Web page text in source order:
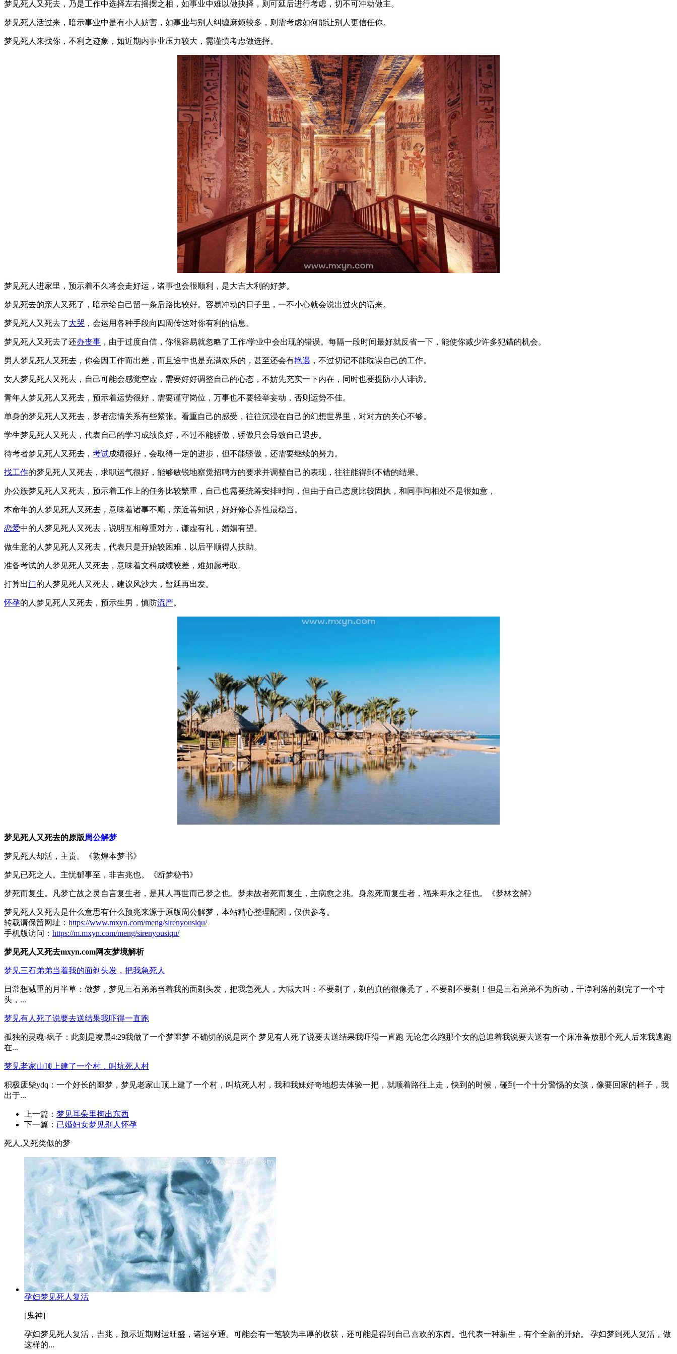
梦见死人又死去，乃是工作中选择左右摇摆之相，如事业中难以做抉择，则可延后进行考虑，切不可冲动做主。
梦见死人活过来，暗示事业中是有小人妨害，如事业与别人纠缠麻烦较多，则需考虑如何能让别人更信任你。
梦见死人来找你，不利之迹象，如近期内事业压力较大，需谨慎考虑做选择。
梦见死人进家里，预示着不久将会走好运，诸事也会很顺利，是大吉大利的好梦。
梦见死去的亲人又死了，暗示给自己留一条后路比较好。容易冲动的日子里，一不小心就会说出过火的话来。
梦见死人又死去了大哭 ，会运用各种手段向四周传达对你有利的信息。
梦见死人又死去了还办丧事 ，由于过度自信，你很容易就忽略了工作/学业中会出现的错误。每隔一段时间最好就反省一下，能使你减少许多犯错的机会。
男人梦见死人又死去，你会因工作而出差，而且途中也是充满欢乐的，甚至还会有艳遇 ，不过切记不能耽误自己的工作。
女人梦见死人又死去，自己可能会感觉空虚，需要好好调整自己的心态，不妨先充实一下内在，同时也要提防小人诽谤。
青年人梦见死人又死去，预示着运势很好，需要谨守岗位，万事也不要轻举妄动，否则运势不佳。
单身的梦见死人又死去，梦者恋情关系有些紧张。看重自己的感受，往往沉浸在自己的幻想世界里，对对方的关心不够。
学生梦见死人又死去，代表自己的学习成绩良好，不过不能骄傲，骄傲只会导致自己退步。
待考者梦见死人又死去， 考试成绩很好，会取得一定的进步，但不能骄傲，还需要继续的努力。
找工作的梦见死人又死去，求职运气很好，能够敏锐地察觉招聘方的要求并调整自己的表现，往往能得到不错的结果。
办公族梦见死人又死去，预示着工作上的任务比较繁重，自己也需要统筹安排时间，但由于自己态度比较固执，和同事间相处不是很如意，
本命年的人梦见死人又死去，意味着诸事不顺，亲近善知识，好好修心养性最稳当。
恋爱中的人梦见死人又死去，说明互相尊重对方，谦虚有礼，婚姻有望。
做生意的人梦见死人又死去，代表只是开始较困难，以后平顺得人扶助。
准备考试的人梦见死人又死去，意味着文科成绩较差，难如愿考取。
打算出门的人梦见死人又死去，建议风沙大，暂延再出发。
怀孕的人梦见死人又死去，预示生男，慎防流产。
梦见死人又死去的原版周公解梦
梦见死人却活，主贵。《敦煌本梦书》
梦见已死之人。主忧郁事至，非吉兆也。《断梦秘书》
梦死而复生。凡梦亡故之灵自言复生者，是其人再世而己梦之也。梦未故者死而复生，主病愈之兆。身忽死而复生者，福来寿永之征也。《梦林玄解》
梦见死人又死去是什么意思有什么预兆来源于原版周公解梦，本站精心整理配图，仅供参考。
转载请保留网址： https://www.mxyn.com/meng/sirenyousiqu/
手机版访问： https://m.mxyn.com/meng/sirenyousiqu/
梦见死人又死去mxyn.com网友梦境解析
梦见三石弟弟当着我的面剃头发，把我急死人
日常想减重的月半草：做梦，梦见三石弟弟当着我的面剃头发，把我急死人，大喊大叫：不要剃了，剃的真的很像秃了，不要剃不要剃！但是三石弟弟不为所动，干净利落的剃完了一个寸
头，...
梦见有人死了说要去送结果我吓得一直跑
孤独的灵魂-疯子：此刻是凌晨4:29我做了一个梦噩梦 不确切的说是两个 梦见有人死了说要去送结果我吓得一直跑 无论怎么跑那个女的总追着我说要去送有一个床准备放那个死人后来我逃跑
在...
梦见老家山顶上建了一个村，叫坑死人村
积极废柴ydq：一个好长的噩梦，梦见老家山顶上建了一个村，叫坑死人村，我和我妹好奇地想去体验一把，就顺着路往上走，快到的时候，碰到一个十分警惕的女孩，像要回家的样子，我
出于...
上一篇： 梦见耳朵里掏出东西
下一篇： 已婚妇女梦见别人怀孕
死人,又死类似的梦
孕妇梦见死人复活
[鬼神]
孕妇梦见死人复活，吉兆，预示近期财运旺盛，诸运亨通。可能会有一笔较为丰厚的收获，还可能是得到自己喜欢的东西。也代表一种新生，有个全新的开始。 孕妇梦到死人复活，做
这样的...